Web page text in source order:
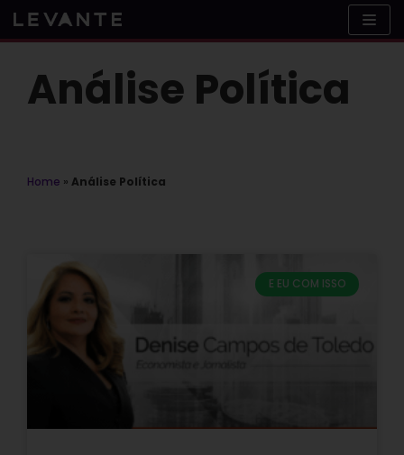
Skip
to
Análise Política
Home » Análise Política
E EU COM ISSO